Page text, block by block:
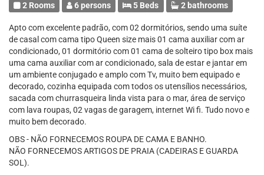
2 Rooms 6 persons 5 Beds 2 bathrooms
Apto com excelente padrão, com 02 dormitórios, sendo uma suíte
de casal com cama tipo Queen size mais 01 cama auxiliar com ar
condicionado, 01 dormitório com 01 cama de solteiro tipo box mais
uma cama auxiliar com ar condicionado, sala de estar e jantar em
um ambiente conjugado e amplo com Tv, muito bem equipado e
decorado, cozinha equipada com todos os utensílios necessários,
sacada com churrasqueira linda vista para o mar, área de serviço
com lava roupas, 02 vagas de garagem, internet Wi fi. Tudo novo e
muito bem decorado.
OBS - NÃO FORNECEMOS ROUPA DE CAMA E BANHO.
NÃO FORNECEMOS ARTIGOS DE PRAIA (CADEIRAS E GUARDA
SOL).